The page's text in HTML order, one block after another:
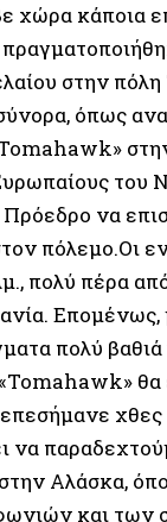
χώρα κάποια
στην
όπως
του
να
πόλεμο.Οι
πολύ πέρα
Επομένως,
πολύ
θα
Αλάσκα,
και των